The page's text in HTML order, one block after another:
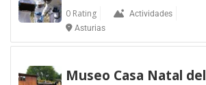
0 Rating
Actividades
Asturias
Museo Casa Natal del